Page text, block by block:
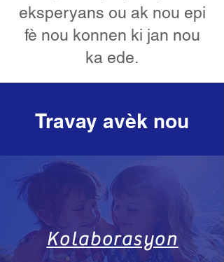
eksperyans ou ak nou epi
fè nou konnen ki jan nou
ka ede.
Travay avèk nou
Kolaborasyon